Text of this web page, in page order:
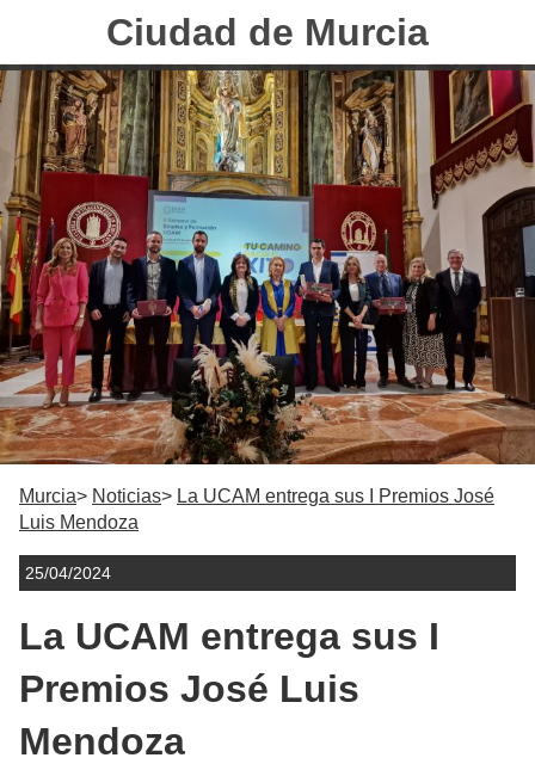
Ciudad de Murcia
Murcia Noticias
La UCAM entrega sus I Premios José
Luis Mendoza
25/04/2024
La UCAM entrega sus I
Premios José Luis
Mendoza